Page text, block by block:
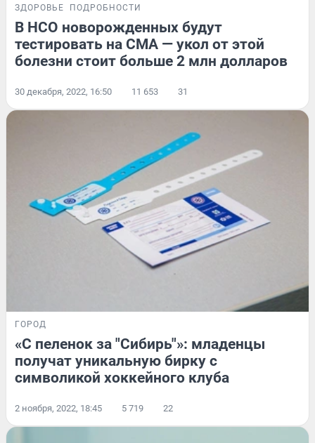
ЗДОРОВЬЕ ПОДРОБНОСТИ
В НСО новорожденных будут
тестировать на СМА — укол от этой
болезни стоит больше 2 млн долларов
30 декабря, 2022, 16:50 11 653 31
ГОРОД
«С пеленок за "Сибирь"»: младенцы
получат уникальную бирку с
символикой хоккейного клуба
2 ноября, 2022, 18:45 5 719 22